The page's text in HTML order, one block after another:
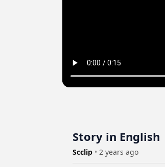
Story in English
Scclip • 2 years ago